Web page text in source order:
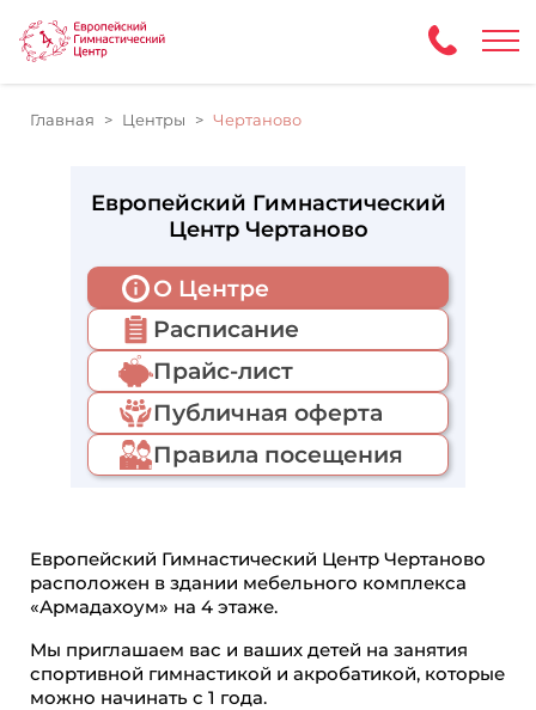
Главная Центры Чертаново
Европейский Гимнастический
Центр Чертаново
О Центре
Расписание
Прайс-лист
Публичная оферта
Правила посещения
Европейский Гимнастический Центр Чертаново
расположен в здании мебельного комплекса
«Армадахоум» на 4 этаже.
Мы приглашаем вас и ваших детей на занятия
спортивной гимнастикой и акробатикой, которые
можно начинать с 1 года.